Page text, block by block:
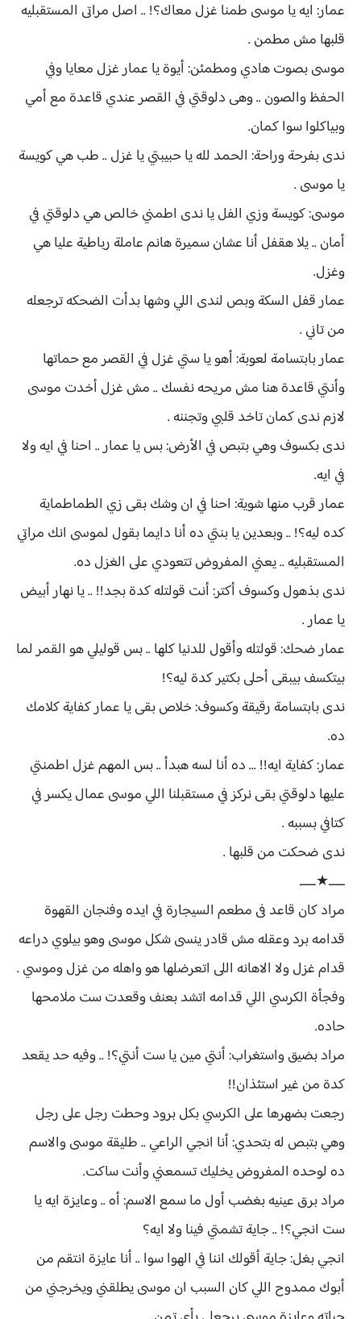
عمار: ايه يا موسى طمنا غزل معاك؟! .. اصل مراتى المستقبليه
قلبها مش مطمن .
موسى بصوت هادي ومطمئن: أيوة يا عمار غزل معايا وفي
الحفظ والصون .. وهى دلوقتي في القصر عندي قاعدة مع أمي
وبياكلوا سوا كمان.
ندى بفرحة وراحة: الحمد لله يا حبيبتي يا غزل .. طب هي كويسة
يا موسى .
موسى: كويسة وزي الفل يا ندى اطمني خالص هي دلوقتي في
أمان .. يلا هقفل أنا عشان سميرة هانم عاملة رباطية عليا هي
وغزل.
عمار قفل السكة وبص لندى اللي وشها بدأت الضحكه ترجعله
من تاني .
عمار بابتسامة لعوبة: أهو يا ستي غزل في القصر مع حماتها
وأنتي قاعدة هنا مش مريحه نفسك .. مش غزل أخدت موسى
لازم ندى كمان تاخد قلبي وتجننه .
ندى بكسوف وهي بتبص في الأرض: بس يا عمار .. احنا في ايه ولا
في ايه.
عمار قرب منها شوية: احنا في ان وشك بقى زي الطماطماية
كده ليه؟! .. وبعدين يا بنتي ده أنا دايما بقول لموسى انك مراتي
المستقبليه .. يعني المفروض تتعودي على الغزل ده.
ندى بذهول وكسوف أكتر: أنت قولتله كدة بجد!! .. يا نهار أبيض
يا عمار .
عمار ضحك: قولتله وأقول للدنيا كلها .. بس قوليلي هو القمر لما
بيتكسف بيبقى أحلى بكتير كدة ليه؟!
ندى بابتسامة رقيقة وكسوف: خلاص بقى يا عمار كفاية كلامك
ده.
عمار: كفاية ايه!! ... ده أنا لسه هبدأ .. بس المهم غزل اطمنتي
عليها دلوقتي بقى نركز في مستقبلنا اللي موسى عمال يكسر في
كتافي بسببه .
ندى ضحكت من قلبها .
ـــــ★ـــــ
مراد كان قاعد فى مطعم السيجارة في ايده وفنجان القهوة
قدامه برد وعقله مش قادر ينسى شكل موسى وهو بيلوي دراعه
قدام غزل ولا الاهانه اللى اتعرضلها هو واهله من غزل وموسي .
وفجأة الكرسي اللي قدامه اتشد بعنف وقعدت ست ملامحها
حاده.
مراد بضيق واستغراب: أنتي مين يا ست أنتي؟! .. وفيه حد يقعد
كدة من غير استئذان!!
رجعت بضهرها على الكرسي بكل برود وحطت رجل على رجل
وهي بتبص له بتحدي: أنا انجي الراعي .. طليقة موسى والاسم
ده لوحده المفروض يخليك تسمعني وأنت ساكت.
مراد برق عينيه بغضب أول ما سمع الاسم: أه .. وعايزة ايه يا
ست انجي؟! .. جاية تشمتي فينا ولا ايه؟
انجي بغل: جاية أقولك اننا في الهوا سوا .. أنا عايزة انتقم من
أبوك ممدوح اللي كان السبب ان موسى يطلقني ويخرجني من